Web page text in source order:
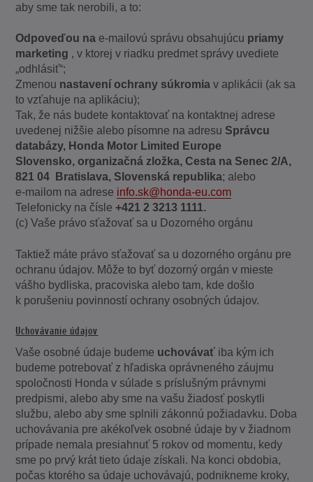
aby sme tak nerobili, a to:
Odpoveďou nae-mailovú správu obsahujúcu priamy
marketing , v ktorej v riadku predmet správy uvediete
„odhlásiť“;
Zmenou nastavení ochrany súkromia v aplikácii (ak sa
to vzťahuje na aplikáciu);
Tak, že nás budete kontaktovať na kontaktnej adrese
uvedenej nižšie alebo písomne na adresu Správcu
databázy, Honda Motor Limited Europe
Slovensko, organizačná zložka, Cesta na Senec 2/A,
821 04 Bratislava, Slovenská republika; alebo
e-mailom na adrese info.sk@honda-eu.com
Telefonicky na čísle+421 2 3213 1111.
(c) Vaše právo sťažovať sa u Dozorného orgánu
Taktiež máte právo sťažovať sa u dozorného orgánu pre
ochranu údajov. Môže to byť dozorný orgán v mieste
vášho bydliska, pracoviska alebo tam, kde došlo
k porušeniu povinností ochrany osobných údajov.
Uchovávanie údajov
Vaše osobné údaje budeme uchovávať iba kým ich
budeme potrebovať z hľadiska oprávneného záujmu
spoločnosti Honda v súlade s príslušným právnymi
predpismi, alebo aby sme na vašu žiadosť poskytli
službu, alebo aby sme splnili zákonnú požiadavku. Doba
uchovávania pre akékoľvek osobné údaje by v žiadnom
prípade nemala presiahnuť 5 rokov od momentu, kedy
sme po prvý krát tieto údaje získali. Na konci obdobia,
počas ktorého sa údaje uchovávajú, podnikneme kroky,